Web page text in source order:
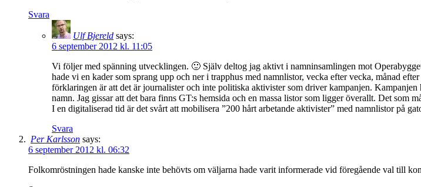
Svara
Ulf Bjereld says:
6 september 2012 kl. 11:05
Vi följer med spänning utvecklingen. 🙂 Själv deltog jag aktivt i namninsamlingen mot
hade vi en kader som sprang upp och ner i trapphus med namnlistor, vecka efter vecka, månad
förklaringen är att det är journalister och inte politiska aktivister som driver kampanjen.
namn. Jag gissar att det bara finns GT:s hemsida och en massa listor som ligger överallt. Det som
I en digitaliserad tid är det svårt att mobilisera ”200 hårt arbetande aktivister” med namnlistor på
Svara
Per Karlsson says:
6 september 2012 kl. 06:32
Folkomröstningen hade kanske inte behövts om väljarna hade varit informerade vid föregående val till